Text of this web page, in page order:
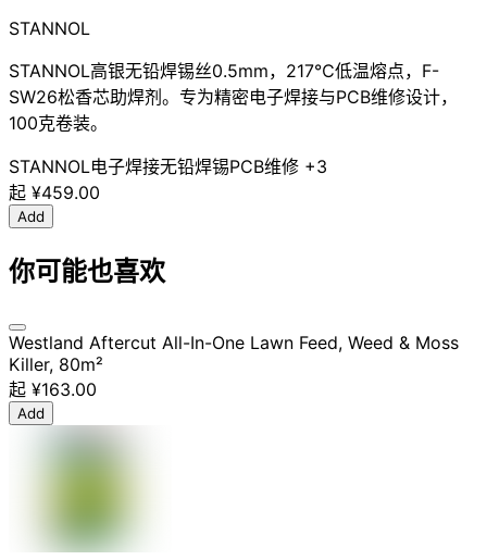
STANNOL
STANNOL高银无铅焊锡丝0.5mm，217℃低温熔点，F-
SW26松香芯助焊剂。专为精密电子焊接与PCB维修设计，
100克卷装。
STANNOL电子焊接无铅焊锡PCB维修 +3
起 ¥459.00
Add
你可能也喜欢
Westland Aftercut All-In-One Lawn Feed, Weed & Moss
Killer, 80m²
起 ¥163.00
Add